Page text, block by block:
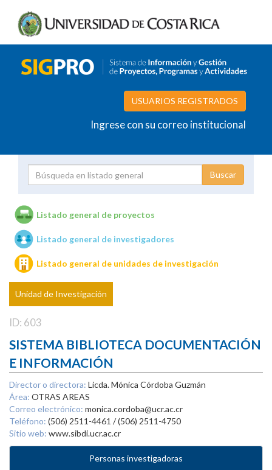
USUARIOS REGISTRADOS
Ingrese con su correo institucional
Unidades de investigación
Listado general de proyectos
Listado general de investigadores
Listado general de unidades de investigación
Unidad de Investigación
ID: 603
SISTEMA BIBLIOTECA DOCUMENTACIÓN
E INFORMACIÓN
Director o directora: Licda. Mónica Córdoba Guzmán
Área: OTRAS AREAS
Correo electrónico: monica.cordoba@ucr.ac.cr
Teléfono: (506) 2511-4461 / (506) 2511-4750
Sitio web: www.sibdi.ucr.ac.cr
Personas investigadoras